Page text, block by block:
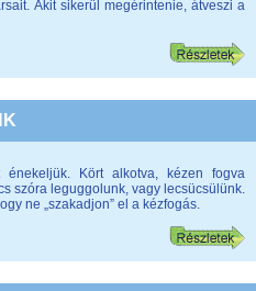
Akit sikerül megérintenie, átveszi a
Kört alkotva, kézen fogva
szóra leguggolunk, vagy lecsücsülünk.
ne „szakadjon” el a kézfogás.